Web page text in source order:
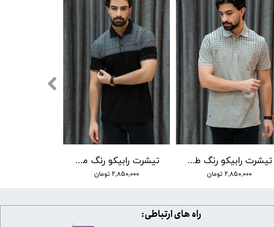
تیشرت رابیکو رنگ مشکی کد 25012
۲,۸۵۰,۰۰۰ تومان
تیشرت رابیکو رنگ طوسی کد 25005
۲,۸۵۰,۰۰۰ تومان
​​راه های ارتباطی: